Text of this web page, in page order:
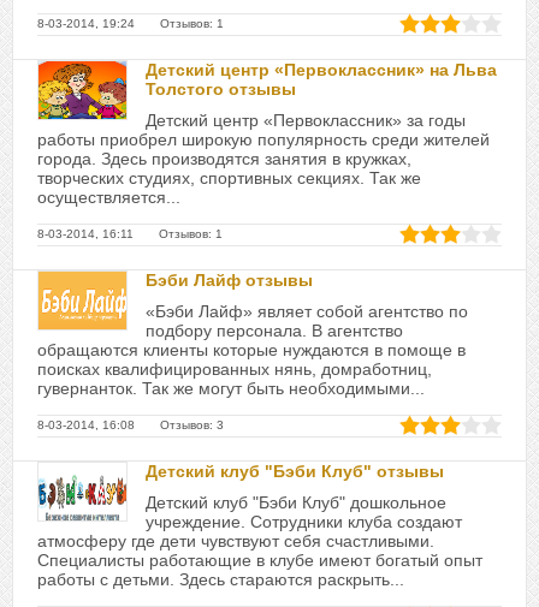
8-03-2014, 19:24 Отзывов: 1
Детский центр «Первоклассник» на Льва
Толстого отзывы
Детский центр «Первоклассник» за годы
работы приобрел широкую популярность среди жителей
города. Здесь производятся занятия в кружках,
творческих студиях, спортивных секциях. Так же
осуществляется...
8-03-2014, 16:11 Отзывов: 1
Бэби Лайф отзывы
«Бэби Лайф» являет собой агентство по
подбору персонала. В агентство
обращаются клиенты которые нуждаются в помоще в
поисках квалифицированных нянь, домработниц,
гувернанток. Так же могут быть необходимыми...
8-03-2014, 16:08 Отзывов: 3
Детский клуб "Бэби Клуб" отзывы
Детский клуб "Бэби Клуб" дошкольное
учреждение. Сотрудники клуба создают
атмосферу где дети чувствуют себя счастливыми.
Специалисты работающие в клубе имеют богатый опыт
работы с детьми. Здесь стараются раскрыть...